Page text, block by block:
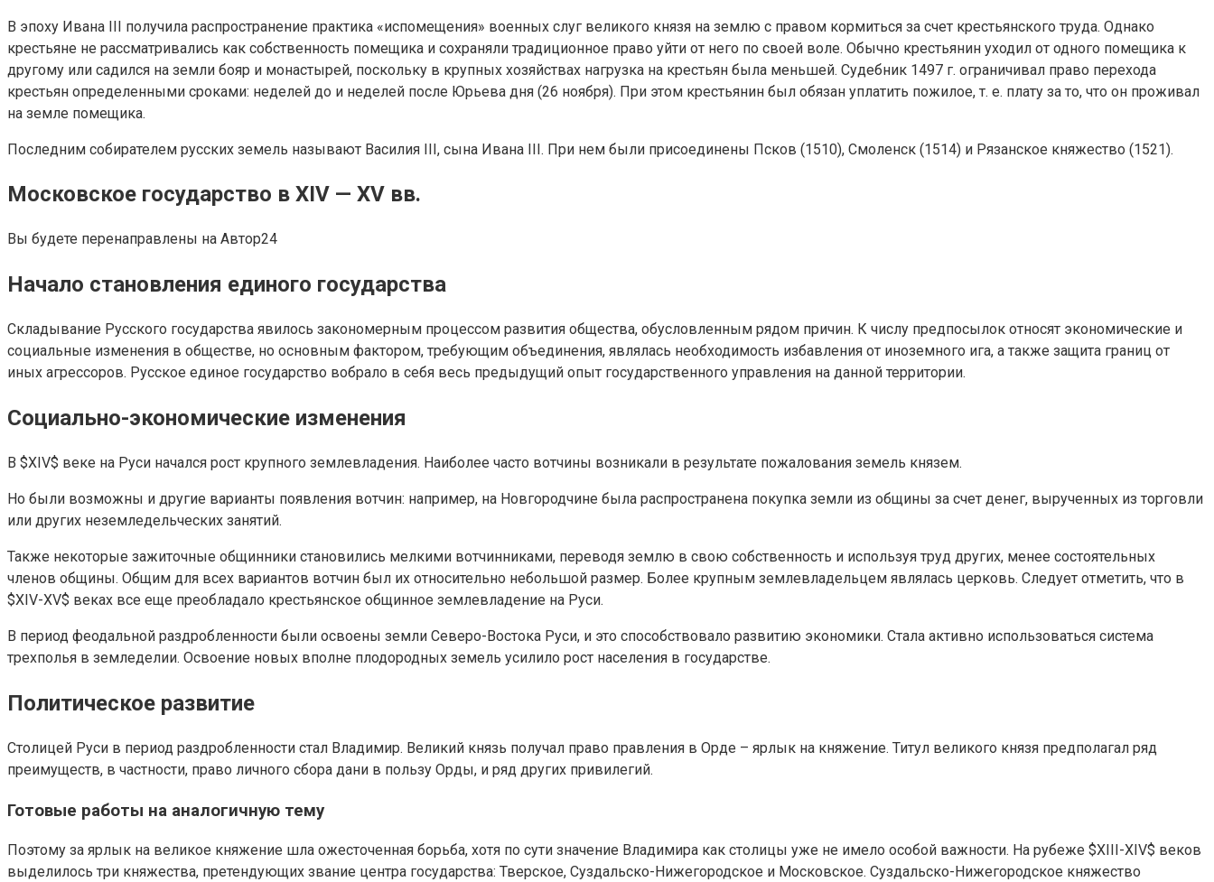
В эпоху Ивана III получила распространение практика «испомещения» военных слуг великого князя на землю с правом кормиться за счет крестьянского труда. Однако
крестьяне не рассматривались как собственность помещика и сохраняли традиционное право уйти от него по своей воле. Обычно крестьянин уходил от одного помещика к
другому или садился на земли бояр и монастырей, поскольку в крупных хозяйствах нагрузка на крестьян была меньшей. Судебник 1497 г. ограничивал право перехода
крестьян определенными сроками: неделей до и неделей после Юрьева дня (26 ноября). При этом крестьянин был обязан уплатить пожилое, т. е. плату за то, что он проживал
на земле помещика.
Последним собирателем русских земель называют Василия III, сына Ивана III. При нем были присоединены Псков (1510), Смоленск (1514) и Рязанское княжество (1521).
Московское государство в XIV — XV вв.
Вы будете перенаправлены на Автор24
Начало становления единого государства
Складывание Русского государства явилось закономерным процессом развития общества, обусловленным рядом причин. К числу предпосылок относят экономические и
социальные изменения в обществе, но основным фактором, требующим объединения, являлась необходимость избавления от иноземного ига, а также защита границ от
иных агрессоров. Русское единое государство вобрало в себя весь предыдущий опыт государственного управления на данной территории.
Социально-экономические изменения
В $XIV$ веке на Руси начался рост крупного землевладения. Наиболее часто вотчины возникали в результате пожалования земель князем.
Но были возможны и другие варианты появления вотчин: например, на Новгородчине была распространена покупка земли из общины за счет денег, вырученных из торговли
или других неземледельческих занятий.
Также некоторые зажиточные общинники становились мелкими вотчинниками, переводя землю в свою собственность и используя труд других, менее состоятельных
членов общины. Общим для всех вариантов вотчин был их относительно небольшой размер. Более крупным землевладельцем являлась церковь. Следует отметить, что в
$XIV-XV$ веках все еще преобладало крестьянское общинное землевладение на Руси.
В период феодальной раздробленности были освоены земли Северо-Востока Руси, и это способствовало развитию экономики. Стала активно использоваться система
трехполья в земледелии. Освоение новых вполне плодородных земель усилило рост населения в государстве.
Политическое развитие
Столицей Руси в период раздробленности стал Владимир. Великий князь получал право правления в Орде – ярлык на княжение. Титул великого князя предполагал ряд
преимуществ, в частности, право личного сбора дани в пользу Орды, и ряд других привилегий.
Готовые работы на аналогичную тему
Поэтому за ярлык на великое княжение шла ожесточенная борьба, хотя по сути значение Владимира как столицы уже не имело особой важности. На рубеже $XIII-XIV$ веков
выделилось три княжества, претендующих звание центра государства: Тверское, Суздальско-Нижегородское и Московское. Суздальско-Нижегородское княжество